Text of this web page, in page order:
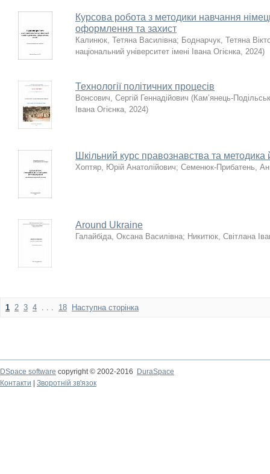
Курсова робота з методики навчання
оформлення та захист
Калинюк, Тетяна Василівна; Боднарчук, Тетяна
національний університет імені Івана Огієнка, 2024)
Технології політичних процесів
Вонсович, Сергій Геннадійович (Кам’янець-
Івана Огієнка, 2024)
Шкільний курс правознавства та методика
Хоптяр, Юрій Анатолійович; Семенюк-Прибатень,
Around Ukraine
Галайбіда, Оксана Василівна; Никитюк, Світлана
1 2 3 4 . . . 18 Наступна сторінка
DSpace software copyright © 2002-2016
DuraSpace
Контакти
Зворотній зв'язок